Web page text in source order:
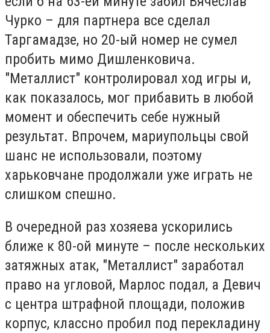
Чурко – для партнера все сделал
Таргамадзе, но 20-ый номер не сумел
пробить мимо Дишленковича.
"Металлист" контролировал ход игры и,
как показалось, мог прибавить в любой
момент и обеспечить себе нужный
результат. Впрочем, мариупольцы свой
шанс не использовали, поэтому
харьковчане продолжали уже играть не
слишком спешно.
В очередной раз хозяева ускорились
ближе к 80-ой минуте – после нескольких
затяжных атак, "Металлист" заработал
право на угловой, Марлос подал, а Девич
с центра штрафной площади, положив
корпус, классно пробил под перекладину